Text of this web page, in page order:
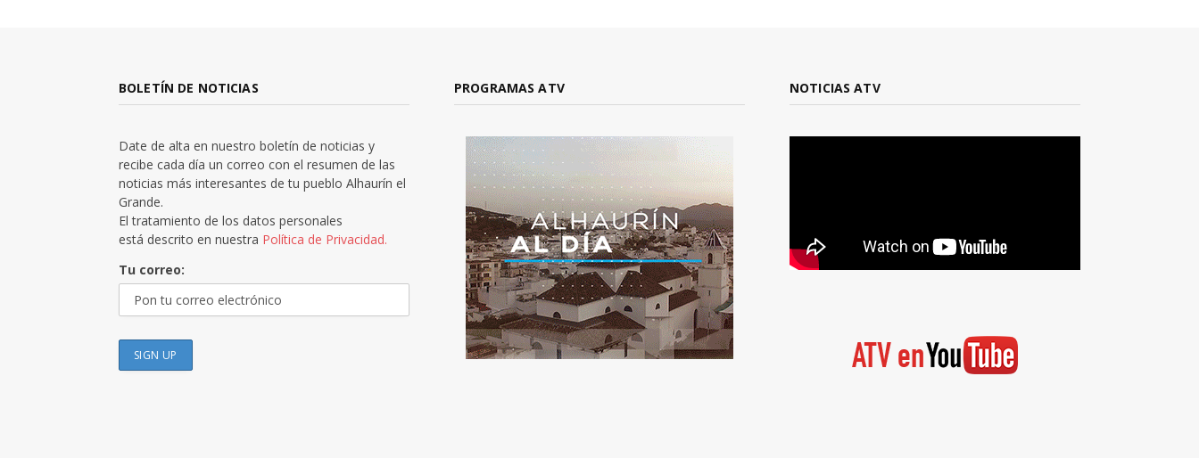
BOLETÍN DE NOTICIAS
Date de alta en nuestro boletín de noticias y
recibe cada día un correo con el resumen de las
noticias más interesantes de tu pueblo Alhaurín el
Grande.
El tratamiento de los datos personales
está descrito en nuestra Política de Privacidad.
Tu correo:
PROGRAMAS ATV NOTICIAS ATV